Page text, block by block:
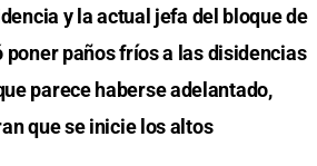
y la actual jefa del bloque de
poner paños fríos a las disidencias
parece haberse adelantado,
que se inicie los altos